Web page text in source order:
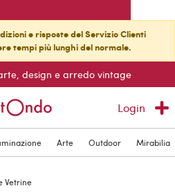
e risposte del Servizio Clienti
tempi più lunghi del normale.
design e arredo vintage
Login
Arte Outdoor Mirabilia
Vetrine